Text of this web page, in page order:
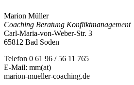
Marion Müller
Coaching Beratung Konfliktmanagement
Carl-Maria-von-Weber-Str. 3
65812 Bad Soden
Telefon 0 61 96 / 56 11 765
E-Mail: mm(at)
marion-mueller-coaching.de